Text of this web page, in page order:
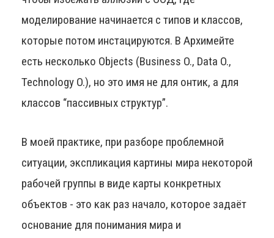
моделирование начинается с типов и классов,
которые потом инстацируются. В Архимейте
есть несколько Objects (Business O., Data O.,
Technology O.), но это имя не для онтик, а для
классов “пассивных структур”.
В моей практике, при разборе проблемной
ситуации, экспликация картины мира некоторой
рабочей группы в виде карты конкретных
объектов - это как раз начало, которое задаёт
основание для понимания мира и